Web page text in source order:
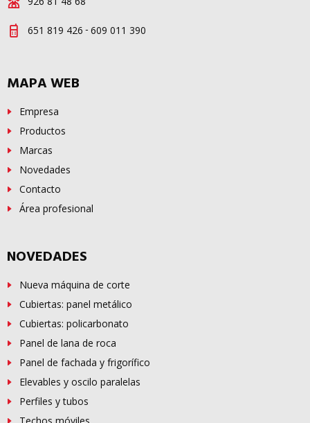
651 819 426 - 609 011 390
MAPA WEB
Empresa
Productos
Marcas
Novedades
Contacto
Área profesional
NOVEDADES
Nueva máquina de corte
Cubiertas: panel metálico
Cubiertas: policarbonato
Panel de lana de roca
Panel de fachada y frigorífico
Elevables y oscilo paralelas
Perfiles y tubos